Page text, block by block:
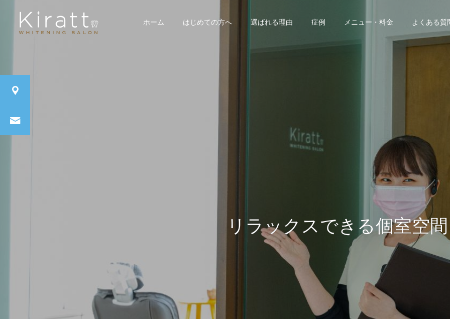
ホーム はじめての方へ 選ばれる理由 症例 メニュー・料金 よくある質
リラックスできる個室空間